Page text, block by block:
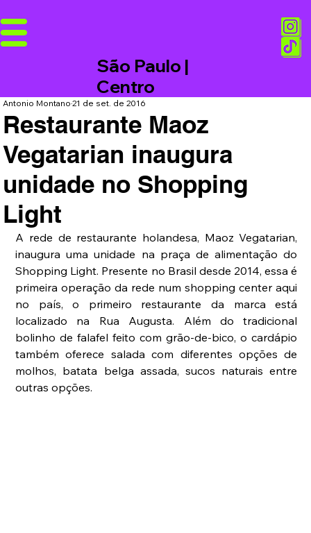
São Paulo |
Centro
Restaurante Maoz
Vegatarian inaugura
unidade no Shopping
Light
Antonio Montano21 de set. de 2016
A rede de restaurante holandesa, Maoz Vegatarian,
inaugura uma unidade na praça de alimentação do
Shopping Light. Presente no Brasil desde 2014, essa é
primeira operação da rede num shopping center aqui
no país, o primeiro restaurante da marca está
localizado na Rua Augusta. Além do tradicional
bolinho de falafel feito com grão-de-bico, o cardápio
também oferece salada com diferentes opções de
molhos, batata belga assada, sucos naturais entre
outras opções.